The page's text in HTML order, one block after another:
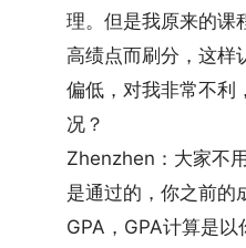
理。但是我原来的课
高绩点而刷分，这样
偏低，对我非常不利
况？
Zhenzhen：大家不
是通过的，你之前的
GPA，GPA计算是